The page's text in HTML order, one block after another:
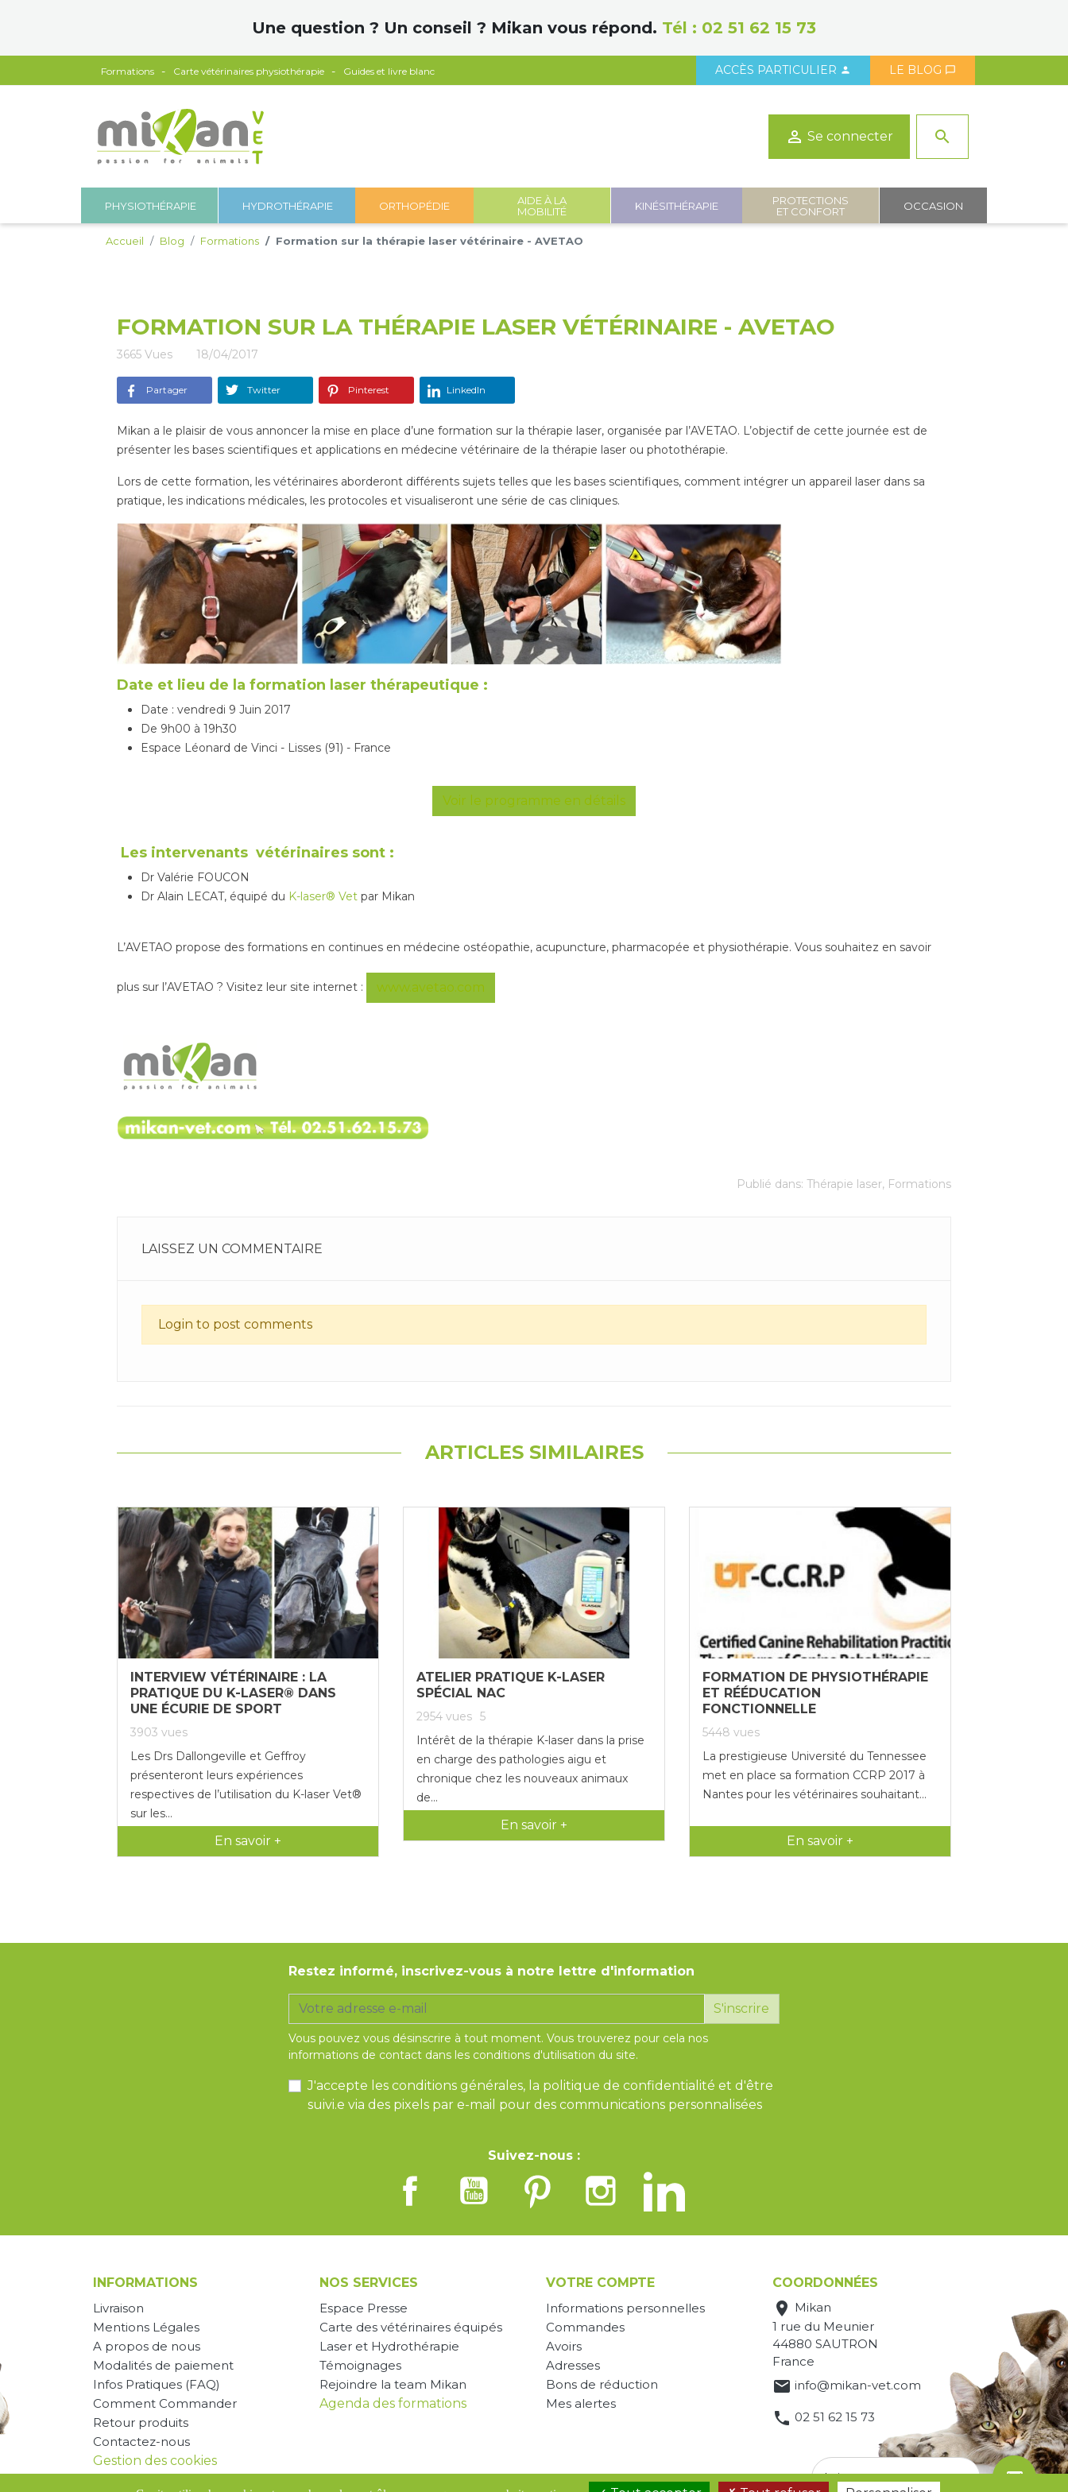
Laissez-nous un message email
Une question ? Un conseil ? Mikan vous répond. Tél : 02 51 62 15 73
Formations Carte vétérinaires physiothérapie Guides et livre blanc ACCÈS PARTICULIER  LE BLOG 
 Se connecter search
PHYSIOTHÉRAPIE HYDROTHÉRAPIE ORTHOPÉDIE
AIDE À LA
MOBILITÉ
KINÉSITHÉRAPIE
PROTECTIONS
ET CONFORT
OCCASION
Accueil Blog Formations Formation sur la thérapie laser vétérinaire - AVETAO
FORMATION SUR LA THÉRAPIE LASER VÉTÉRINAIRE - AVETAO
3665 Vues 18/04/2017
Partager Twitter Pinterest LinkedIn
Mikan a le plaisir de vous annoncer la mise en place d’une formation sur la thérapie laser, organisée par l’AVETAO. L’objectif de cette journée est de
présenter les bases scientifiques et applications en médecine vétérinaire de la thérapie laser ou photothérapie.
Lors de cette formation, les vétérinaires aborderont différents sujets telles que les bases scientifiques, comment intégrer un appareil laser dans sa
pratique, les indications médicales, les protocoles et visualiseront une série de cas cliniques.
Date et lieu de la formation laser thérapeutique :
Date : vendredi 9 Juin 2017
De 9h00 à 19h30
Espace Léonard de Vinci - Lisses (91) - France
Voir le programme en détails
Les intervenants vétérinaires sont :
Dr Valérie FOUCON
Dr Alain LECAT, équipé du K-laser® Vet par Mikan
L’AVETAO propose des formations en continues en médecine ostéopathie, acupuncture, pharmacopée et physiothérapie. Vous souhaitez en savoir
plus sur l’AVETAO ? Visitez leur site internet : www.avetao.com
Publié dans: Thérapie laser, Formations
LAISSEZ UN COMMENTAIRE
Login to post comments
ARTICLES SIMILAIRES
INTERVIEW VÉTÉRINAIRE : LA
PRATIQUE DU K-LASER® DANS
UNE ÉCURIE DE SPORT
3903 vues
Les Drs Dallongeville et Geffroy
présenteront leurs expériences
respectives de l’utilisation du K-laser Vet®
sur les...
En savoir +
ATELIER PRATIQUE K-LASER
SPÉCIAL NAC
2954 vues 5
Intérêt de la thérapie K-laser dans la prise
en charge des pathologies aigu et
chronique chez les nouveaux animaux
de...
En savoir +
FORMATION DE PHYSIOTHÉRAPIE
ET RÉÉDUCATION
FONCTIONNELLE
5448 vues
La prestigieuse Université du Tennessee
met en place sa formation CCRP 2017 à
Nantes pour les vétérinaires souhaitant...
En savoir +
Restez informé, inscrivez-vous à notre lettre d'information
S'inscrire
Vous pouvez vous désinscrire à tout moment. Vous trouverez pour cela nos
informations de contact dans les conditions d'utilisation du site.
J'accepte les conditions générales, la politique de confidentialité et d'être
suivi.e via des pixels par e-mail pour des communications personnalisées
Suivez-nous :
INFORMATIONS
Livraison
Mentions Légales
A propos de nous
Modalités de paiement
Infos Pratiques (FAQ)
Comment Commander
Retour produits
Contactez-nous
Gestion des cookies
NOS SERVICES
Espace Presse
Carte des vétérinaires équipés
Laser et Hydrothérapie
Témoignages
Rejoindre la team Mikan
Agenda des formations
VOTRE COMPTE
Informations personnelles
Commandes
Avoirs
Adresses
Bons de réduction
Mes alertes
COORDONNÉES
 Mikan
1 rue du Meunier
44880 SAUTRON
France
 info@mikan-vet.com
 02 51 62 15 73